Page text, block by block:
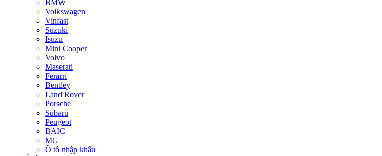
BMW
Volkswagen
Vinfast
Suzuki
Isuzu
Mini Cooper
Volvo
Maserati
Ferarri
Bentley
Land Rover
Porsche
Subaru
Peugeot
BAIC
MG
Ô tô nhập khẩu